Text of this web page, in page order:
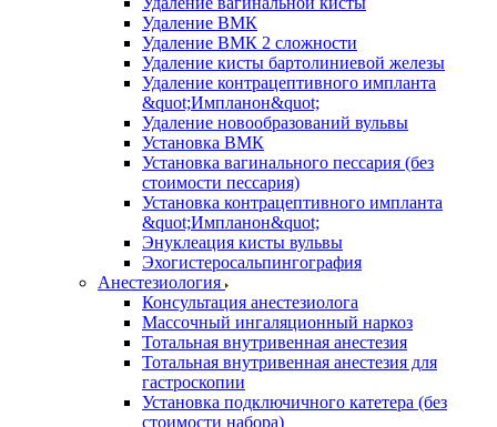
Удаление ВМК
Удаление ВМК 2 сложности
Удаление кисты бартолиниевой железы
Удаление контрацептивного импланта
&quot;Импланон&quot;
Удаление новообразований вульвы
Установка ВМК
Установка вагинального пессария (без
стоимости пессария)
Установка контрацептивного импланта
&quot;Импланон&quot;
Энуклеация кисты вульвы
Эхогистеросальпингография
Анестезиология
Консультация анестезиолога
Массочный ингаляционный наркоз
Тотальная внутривенная анестезия
Тотальная внутривенная анестезия для
гастроскопии
Установка подключичного катетера (без
стоимости набора)